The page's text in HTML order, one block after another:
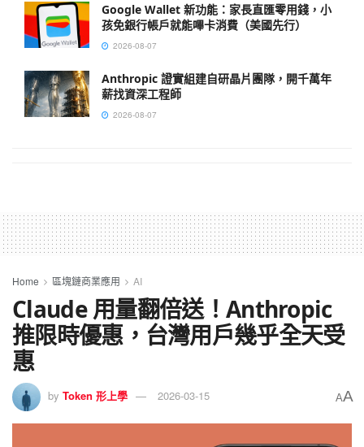
Google Wallet 新功能：家長直匯零用錢，小
孩免銀行帳戶就能嗶卡消費（美國先行）
2026-08-07
Anthropic 證實組建自研晶片團隊，開千萬年
薪找資深工程師
2026-08-07
Home 區塊鏈商業應用 AI
Claude 用量翻倍送！Anthropic
推限時優惠，台灣用戶幾乎全天受
惠
by Token 形上學 2026-03-15 AA